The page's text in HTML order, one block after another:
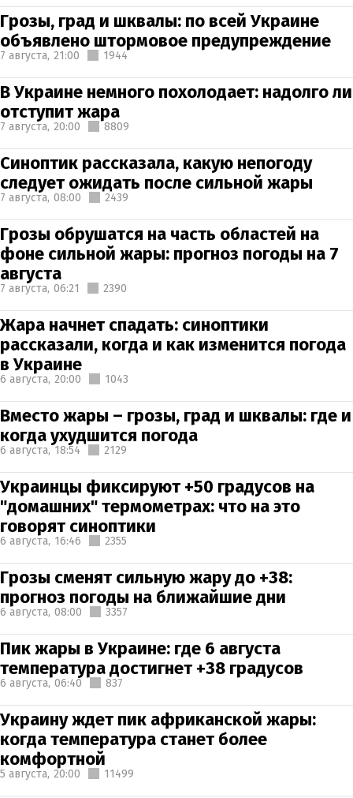
Грозы, град и шквалы: по всей Украине
объявлено штормовое предупреждение
7 августа, 21:00 1944
В Украине немного похолодает: надолго ли
отступит жара
7 августа, 20:00 8809
Синоптик рассказала, какую непогоду
следует ожидать после сильной жары
7 августа, 08:00 2439
Грозы обрушатся на часть областей на
фоне сильной жары: прогноз погоды на 7
августа
7 августа, 06:21 2390
Жара начнет спадать: синоптики
рассказали, когда и как изменится погода
в Украине
6 августа, 20:00 1043
Вместо жары – грозы, град и шквалы: где и
когда ухудшится погода
6 августа, 18:54 2129
Украинцы фиксируют +50 градусов на
"домашних" термометрах: что на это
говорят синоптики
6 августа, 16:46 2355
Грозы сменят сильную жару до +38:
прогноз погоды на ближайшие дни
6 августа, 08:00 3357
Пик жары в Украине: где 6 августа
температура достигнет +38 градусов
6 августа, 06:40 837
Украину ждет пик африканской жары:
когда температура станет более
комфортной
5 августа, 20:00 11499